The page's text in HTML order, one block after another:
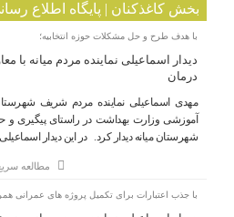
بخش کاغذکنان | پایگاه اطلاع
Part 5
با هدف طرح و حل مشکلات حوزه انتخابیه؛
دیدار اسماعیلی نماینده مردم میانه
درمان
مهدی اسماعیلی نماینده مردم شریف
آموزشی وزارت بهداشت در راستای پیگیری
شهرستان میانه دیدار کرد. در این دیدار
مطالعه
با جذب اعتبارات برای تکمیل پروژه های عمرانی